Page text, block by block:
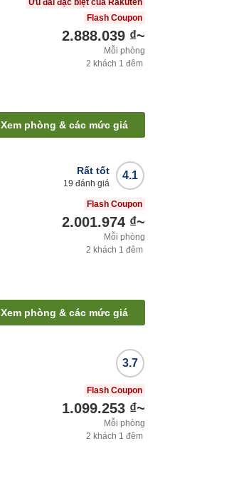
Ưu đãi đặc biệt của Rakuten
Flash Coupon
2.888.039 ₫~
Mỗi phòng
2 khách 1 đêm
Xem phòng & các mức giá
4.1
Rất tốt
19 đánh giá
Flash Coupon
2.001.974 ₫~
Mỗi phòng
2 khách 1 đêm
Xem phòng & các mức giá
3.7
Flash Coupon
1.099.253 ₫~
Mỗi phòng
2 khách 1 đêm